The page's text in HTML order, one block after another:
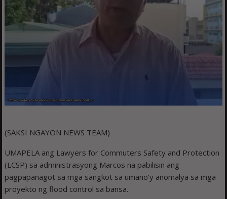
(SAKSI NGAYON NEWS TEAM)
UMAPELA ang Lawyers for Commuters Safety and Protection
(LCSP) sa administrasyong Marcos na pabilisin ang
pagpapanagot sa mga sangkot sa umano’y anomalya sa mga
proyekto ng flood control sa bansa.